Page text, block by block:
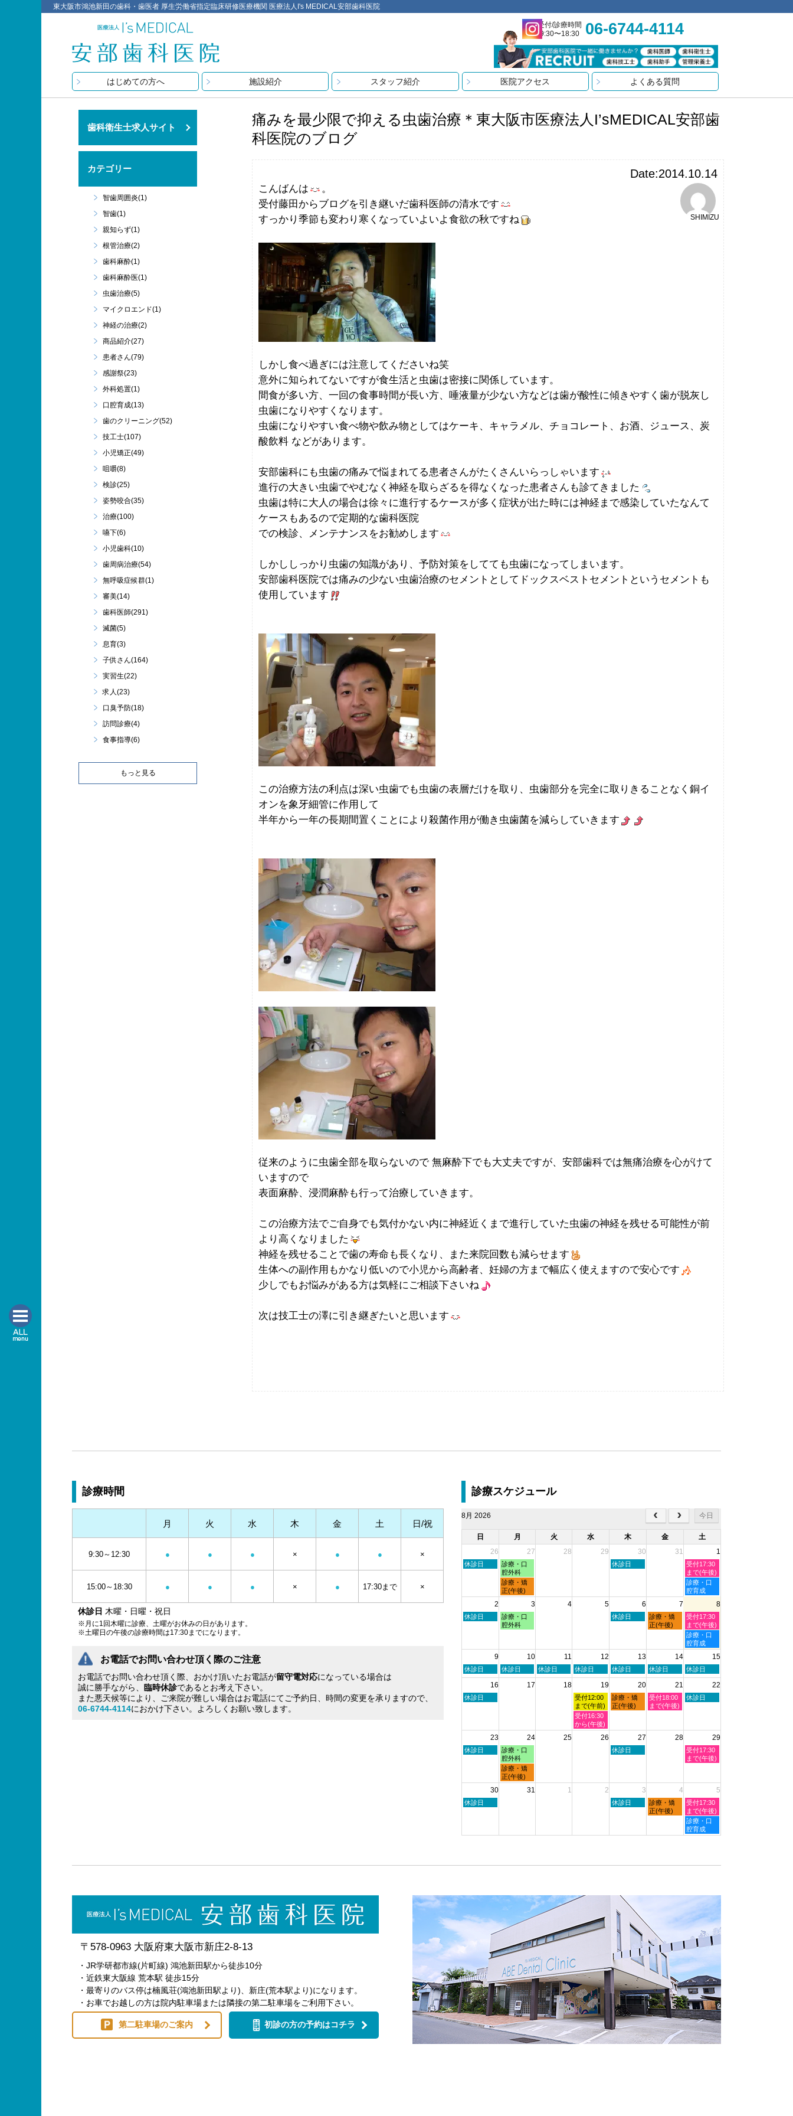
東大阪市鴻池新田の歯科・歯医者 厚生労働省指定臨床研修医療機関 医療法人I's MEDICAL安部歯科医院
受付/診療時間
9:30〜18:30
06-6744-4114
はじめての方へ 施設紹介 スタッフ紹介 医院アクセス よくある質問
痛みを最少限で抑える虫歯治療＊東大阪市医療法人I’sMEDICAL安部歯
科医院のブログ
Date:2014.10.14
SHIMIZU
こんばんは
。
受付藤田からブログを引き継いだ歯科医師の清水です
すっかり季節も変わり寒くなっていよいよ食欲の秋ですね
しかし食べ過ぎには注意してくださいね笑
意外に知られてないですが食生活と虫歯は密接に関係しています。
間食が多い方、一回の食事時間が長い方、唾液量が少ない方などは歯が酸性に傾きやすく歯が脱灰し
虫歯になりやすくなります。
虫歯になりやすい食べ物や飲み物としてはケーキ、キャラメル、チョコレート、お酒、ジュース、炭
酸飲料 などがあります。
安部歯科にも虫歯の痛みで悩まれてる患者さんがたくさんいらっしゃいます
進行の大きい虫歯でやむなく神経を取らざるを得なくなった患者さんも診てきました
虫歯は特に大人の場合は徐々に進行するケースが多く症状が出た時には神経まで感染していたなんて
ケースもあるので定期的な歯科医院
での検診、メンテナンスをお勧めします
しかししっかり虫歯の知識があり、予防対策をしてても虫歯になってしまいます。
安部歯科医院では痛みの少ない虫歯治療のセメントとしてドックスベストセメントというセメントも
使用しています
この治療方法の利点は深い虫歯でも虫歯の表層だけを取り、虫歯部分を完全に取りきることなく銅イ
オンを象牙細管に作用して
半年から一年の長期間置くことにより殺菌作用が働き虫歯菌を減らしていきます
従来のように虫歯全部を取らないので 無麻酔下でも大丈夫ですが、安部歯科では無痛治療を心がけて
いますので
表面麻酔、浸潤麻酔も行って治療していきます。
この治療方法でご自身でも気付かない内に神経近くまで進行していた虫歯の神経を残せる可能性が前
より高くなりました
神経を残せることで歯の寿命も長くなり、また来院回数も減らせます
生体への副作用もかなり低いので小児から高齢者、妊婦の方まで幅広く使えますので安心です
少しでもお悩みがある方は気軽にご相談下さいね
次は技工士の澤に引き継ぎたいと思います
歯科衛生士求人サイト
カテゴリー
智歯周囲炎(1)
智歯(1)
親知らず(1)
根管治療(2)
歯科麻酔(1)
歯科麻酔医(1)
虫歯治療(5)
マイクロエンド(1)
神経の治療(2)
商品紹介(27)
患者さん(79)
感謝祭(23)
外科処置(1)
口腔育成(13)
歯のクリーニング(52)
技工士(107)
小児矯正(49)
咀嚼(8)
検診(25)
姿勢咬合(35)
治療(100)
嚥下(6)
小児歯科(10)
歯周病治療(54)
無呼吸症候群(1)
審美(14)
歯科医師(291)
滅菌(5)
息育(3)
子供さん(164)
実習生(22)
求人(23)
口臭予防(18)
訪問診療(4)
食事指導(6)
もっと見る
診療時間
休診日 木曜・日曜・祝日
※月に1回木曜に診療、土曜がお休みの日があります。
※土曜日の午後の診療時間は17:30までになります。
月 火 水 木 金 土 日/祝
9:30～12:30 ● ● ● × ● ● ×
15:00～18:30 ● ● ● × ● 17:30まで ×
お電話でお問い合わせ頂く際のご注意
お電話でお問い合わせ頂く際、おかけ頂いたお電話が留守電対応になっている場合は
誠に勝手ながら、 臨時休診であるとお考え下さい。
また悪天候等により、ご来院が難しい場合はお電話にてご予約日、時間の変更を承りますので、
06-6744-4114におかけ下さい。よろしくお願い致します。
診療スケジュール
8月 2026 今日
日 月 火 水 木 金
土
26
27 28 29 30 31 1
日
月
2026
休診日
月
曜
日,
7
月
2026
診療・口
腔外科
木
月
2026
休診日
土
曜
日,
8
月
2026
受付17:30
まで(午後)
月
曜
日,
月
27th
2026
診療・矯
正(午後)
土
曜
日,
月
1st
2026
診療・口
腔育成
2 3 4 5 6 7 8
日
月
2026
休診日
月
曜
月
2026
診療・口
腔外科
木
月
2026
休診日
金
曜
月
2026
診療・矯
正(午後)
土
曜
日,
8
月
2026
受付17:30
まで(午後)
土
曜
日,
月
8th
診療・口
腔育成
9 10 11 12 13 14 15
日
曜
8
月
休診日
月
曜
休診日
火
曜
休診日
水
曜
8
月
12th
2026
休診日
木
曜
8
月
13th
休診日
金
曜
8
月
14th
休診日
土
曜
8
月
休診日
16 17 18 19 20 21 22
日
月
2026
休診日
水
曜
日,
8
月
受付12:00
まで(午前)
木
曜
月
2026
診療・矯
正(午後)
金
曜
月
受付18:00
まで(午後)
土
月
2026
休診日
水
曜
日,
受付16:30
から(午後)
23 24 25 26 27 28 29
日
月
2026
休診日
月
曜
日,
8
月
診療・口
腔外科
木
月
2026
休診日
土
曜
月
2026
受付17:30
まで(午後)
月
曜
日,
診療・矯
正(午後)
30 31 1 2 3 4 5
日
月
休診日
木
月
休診日
金
曜
月
診療・矯
正(午後)
土
曜
日,
9
月
受付17:30
まで(午後)
土
曜
日,
診療・口
腔育成
〒578-0963 大阪府東大阪市新庄2-8-13
・JR学研都市線(片町線) 鴻池新田駅から徒歩10分
・近鉄東大阪線 荒本駅 徒歩15分
・最寄りのバス停は楠風荘(鴻池新田駅より)、新庄(荒本駅より)になります。
・お車でお越しの方は院内駐車場または隣接の第二駐車場をご利用下さい。
第二駐車場のご案内 初診の方の予約はコチラ